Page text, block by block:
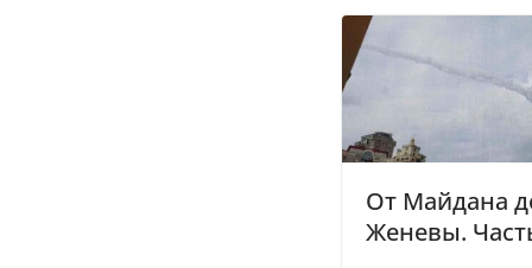
От Майдана
Женевы.